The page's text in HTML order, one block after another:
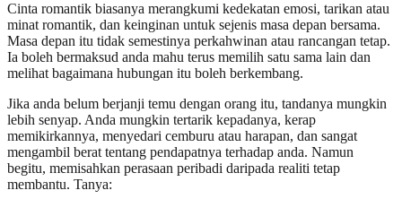
Cinta romantik biasanya merangkumi kedekatan emosi, tarikan atau
minat romantik, dan keinginan untuk sejenis masa depan bersama.
Masa depan itu tidak semestinya perkahwinan atau rancangan tetap.
Ia boleh bermaksud anda mahu terus memilih satu sama lain dan
melihat bagaimana hubungan itu boleh berkembang.
Jika anda belum berjanji temu dengan orang itu, tandanya mungkin
lebih senyap. Anda mungkin tertarik kepadanya, kerap
memikirkannya, menyedari cemburu atau harapan, dan sangat
mengambil berat tentang pendapatnya terhadap anda. Namun
begitu, memisahkan perasaan peribadi daripada realiti tetap
membantu. Tanya: